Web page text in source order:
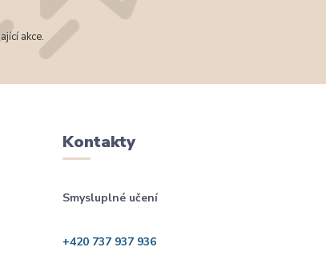
akce.
Kontakty
Smysluplné učení
+420 737 937 936